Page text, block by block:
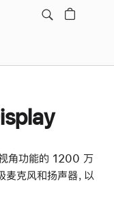
角功能的 1200 万
克风和扬声器，以